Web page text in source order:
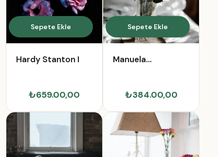
Sepete Ekle
Hardy Stanton I
₺659.00,00
Sepete Ekle
Manuela
₺384.00,00